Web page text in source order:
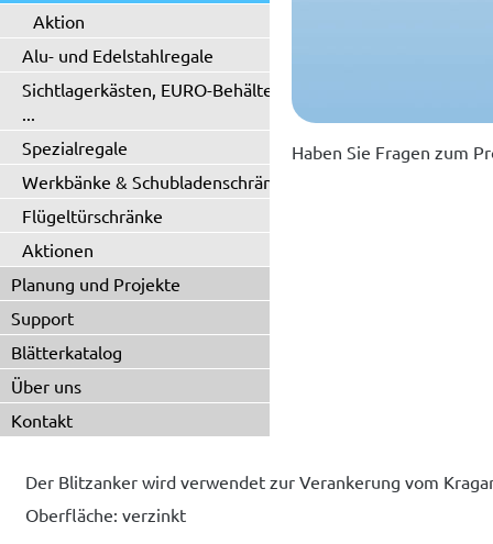
Aktion
Alu- und Edelstahlregale
Sichtlagerkästen, EURO-Behälter
...
Spezialregale
Werkbänke & Schubladenschränke
Flügeltürschränke
Aktionen
Planung und Projekte
Support
Blätterkatalog
Über uns
Kontakt
Haben Sie Fragen zum
Der Blitzanker wird verwendet zur Verankerung vom
Oberfläche: verzinkt